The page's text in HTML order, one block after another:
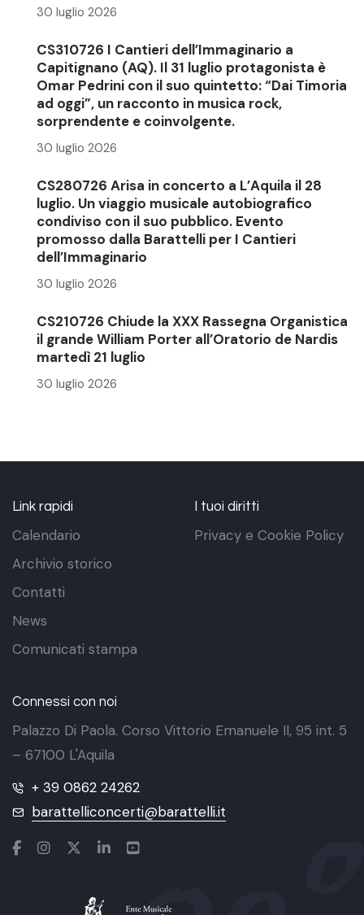
30 luglio 2026
CS310726 I Cantieri dell’Immaginario a
Capitignano (AQ). Il 31 luglio protagonista è
Omar Pedrini con il suo quintetto: “Dai Timoria
ad oggi”, un racconto in musica rock,
sorprendente e coinvolgente.
30 luglio 2026
CS280726 Arisa in concerto a L’Aquila il 28
luglio. Un viaggio musicale autobiografico
condiviso con il suo pubblico. Evento
promosso dalla Barattelli per I Cantieri
dell’Immaginario
30 luglio 2026
CS210726 Chiude la XXX Rassegna Organistica
il grande William Porter all’Oratorio de Nardis
martedì 21 luglio
30 luglio 2026
Link rapidi
Calendario
Archivio storico
Contatti
News
Comunicati stampa
I tuoi diritti
Privacy e Cookie Policy
Connessi con noi
Palazzo Di Paola. Corso Vittorio Emanuele II, 95 int. 5
– 67100 L'Aquila
+ 39 0862 24262
barattelliconcerti@barattelli.it